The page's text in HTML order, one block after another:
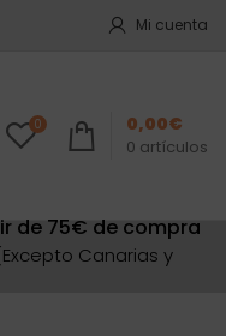
Mi cuenta
0
0 artículos
0,00€
de 75€ de compra
Canarias y